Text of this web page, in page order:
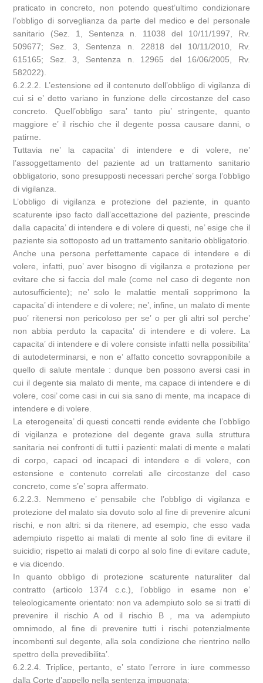
praticato in concreto, non potendo quest’ultimo condizionare
l’obbligo di sorveglianza da parte del medico e del personale
sanitario (Sez. 1, Sentenza n. 11038 del 10/11/1997, Rv.
509677; Sez. 3, Sentenza n. 22818 del 10/11/2010, Rv.
615165; Sez. 3, Sentenza n. 12965 del 16/06/2005, Rv.
582022).
6.2.2.2. L’estensione ed il contenuto dell’obbligo di vigilanza di
cui si e’ detto variano in funzione delle circostanze del caso
concreto. Quell’obbligo sara’ tanto piu’ stringente, quanto
maggiore e’ il rischio che il degente possa causare danni, o
patirne.
Tuttavia ne’ la capacita’ di intendere e di volere, ne’
l’assoggettamento del paziente ad un trattamento sanitario
obbligatorio, sono presupposti necessari perche’ sorga l’obbligo
di vigilanza.
L’obbligo di vigilanza e protezione del paziente, in quanto
scaturente ipso facto dall’accettazione del paziente, prescinde
dalla capacita’ di intendere e di volere di questi, ne’ esige che il
paziente sia sottoposto ad un trattamento sanitario obbligatorio.
Anche una persona perfettamente capace di intendere e di
volere, infatti, puo’ aver bisogno di vigilanza e protezione per
evitare che si faccia del male (come nel caso di degente non
autosufficiente); ne’ solo le malattie mentali sopprimono la
capacita’ di intendere e di volere; ne’, infine, un malato di mente
puo’ ritenersi non pericoloso per se’ o per gli altri sol perche’
non abbia perduto la capacita’ di intendere e di volere. La
capacita’ di intendere e di volere consiste infatti nella possibilita’
di autodeterminarsi, e non e’ affatto concetto sovrapponibile a
quello di salute mentale : dunque ben possono aversi casi in
cui il degente sia malato di mente, ma capace di intendere e di
volere, cosi’ come casi in cui sia sano di mente, ma incapace di
intendere e di volere.
La eterogeneita’ di questi concetti rende evidente che l’obbligo
di vigilanza e protezione del degente grava sulla struttura
sanitaria nei confronti di tutti i pazienti: malati di mente e malati
di corpo, capaci od incapaci di intendere e di volere, con
estensione e contenuto correlati alle circostanze del caso
concreto, come s’e’ sopra affermato.
6.2.2.3. Nemmeno e’ pensabile che l’obbligo di vigilanza e
protezione del malato sia dovuto solo al fine di prevenire alcuni
rischi, e non altri: si da ritenere, ad esempio, che esso vada
adempiuto rispetto ai malati di mente al solo fine di evitare il
suicidio; rispetto ai malati di corpo al solo fine di evitare cadute,
e via dicendo.
In quanto obbligo di protezione scaturente naturaliter dal
contratto (articolo 1374 c.c.), l’obbligo in esame non e’
teleologicamente orientato: non va adempiuto solo se si tratti di
prevenire il rischio A od il rischio B , ma va adempiuto
omnimodo, al fine di prevenire tutti i rischi potenzialmente
incombenti sul degente, alla sola condizione che rientrino nello
spettro della prevedibilita’.
6.2.2.4. Triplice, pertanto, e’ stato l’errore in iure commesso
dalla Corte d’appello nella sentenza impugnata: